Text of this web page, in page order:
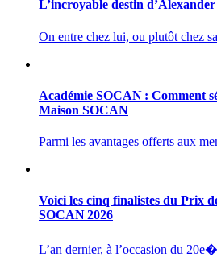
L’incroyable destin
On entre chez lui, ou plutôt chez
Académie SOCAN : Comment
Maison SOCAN
Parmi les avantages offerts aux
Voici les cinq finalistes du Prix
SOCAN 2026
L’an dernier, à l’occasion du 20e�